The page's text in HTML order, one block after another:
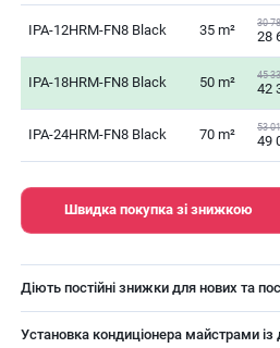
IPA-12HRM-FN8 Black 35 m² 30
28
IPA-18HRM-FN8 Black 50 m² 45
42
IPA-24HRM-FN8 Black 70 m² 53
49
Швидка покупка зі знижкою
Діють постійні знижки для нових та
Установка кондиціонера майстрами із